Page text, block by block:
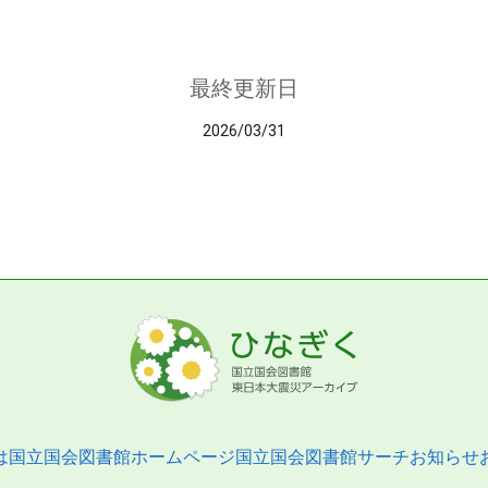
最終更新日
2026/03/31
国立国会図書館ホームページ国立国会図書館サーチお知らせ